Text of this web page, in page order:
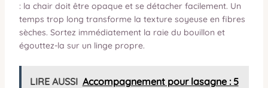
: la chair doit être opaque et se détacher facilement. Un
temps trop long transforme la texture soyeuse en fibres
sèches. Sortez immédiatement la raie du bouillon et
égouttez-la sur un linge propre.
LIRE AUSSI Accompagnement pour lasagne : 5